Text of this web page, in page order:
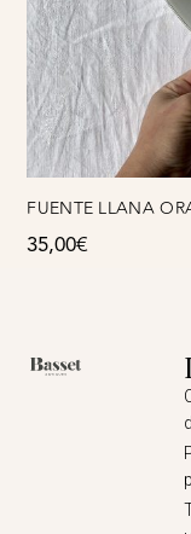
FUENTE LLANA
35,00€